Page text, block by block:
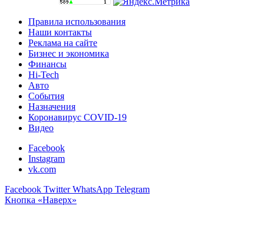
Правила использования
Наши контакты
Реклама на сайте
Бизнес и экономика
Финансы
Hi-Tech
Авто
События
Назначения
Коронавирус COVID-19
Видео
Facebook
Instagram
vk.com
Facebook Twitter WhatsApp Telegram
Кнопка «Наверх»